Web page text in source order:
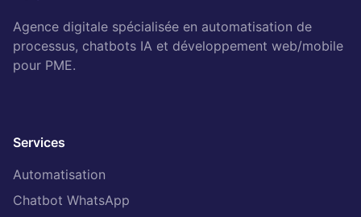
Agence digitale spécialisée en automatisation de
processus, chatbots IA et développement web/mobile
pour PME.
Services
Automatisation
Chatbot WhatsApp